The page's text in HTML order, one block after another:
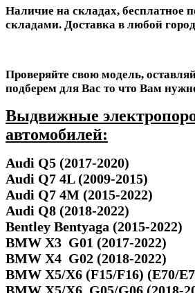
Наличие на складах, бесплатное
складами. Доставка в любой
Проверяйте свою модель,
подберем для Вас то что Вам
Выдвижные
автомобилей:
Audi Q5 (2017-2020)
Audi Q7 4L (2009-2015)
Audi Q7 4M (2015-2022)
Audi Q8 (2018-2022)
Bentley Bentyaga (2015-2022)
BMW X3 G01 (2017-2022)
BMW X4 G02 (2018-2022)
BMW X5/X6 (F15/F16) (E70/